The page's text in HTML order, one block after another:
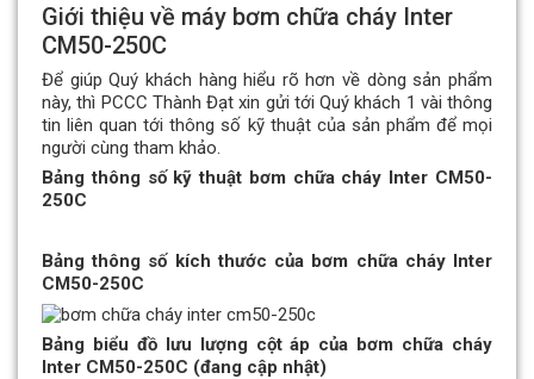
Giới thiệu về máy bơm chữa cháy Inter
CM50-250C
Để giúp Quý khách hàng hiểu rõ hơn về dòng sản phẩm
này, thì PCCC Thành Đạt xin gửi tới Quý khách 1 vài thông
tin liên quan tới thông số kỹ thuật của sản phẩm để mọi
người cùng tham khảo.
Bảng thông số kỹ thuật bơm chữa cháy Inter CM50-
250C
Bảng thông số kích thước của bơm chữa cháy Inter
CM50-250C
Bảng biểu đồ lưu lượng cột áp của bơm chữa cháy
Inter CM50-250C (đang cập nhật)